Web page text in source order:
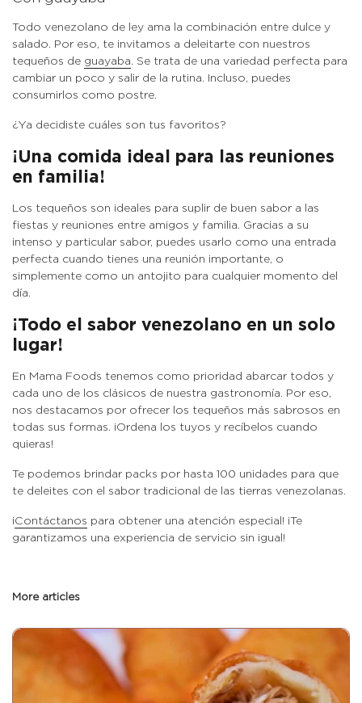
Todo venezolano de ley ama la combinación entre dulce y
salado. Por eso, te invitamos a deleitarte con nuestros
tequeños de guayaba. Se trata de una variedad perfecta para
cambiar un poco y salir de la rutina. Incluso, puedes
consumirlos como postre.
¿Ya decidiste cuáles son tus favoritos?
¡Una comida ideal para las reuniones
en familia!
Los tequeños son ideales para suplir de buen sabor a las
fiestas y reuniones entre amigos y familia. Gracias a su
intenso y particular sabor, puedes usarlo como una entrada
perfecta cuando tienes una reunión importante, o
simplemente como un antojito para cualquier momento del
día.
¡Todo el sabor venezolano en un solo
lugar!
En Mama Foods tenemos como prioridad abarcar todos y
cada uno de los clásicos de nuestra gastronomía. Por eso,
nos destacamos por ofrecer los tequeños más sabrosos en
todas sus formas. ¡Ordena los tuyos y recíbelos cuando
quieras!
Te podemos brindar packs por hasta 100 unidades para que
te deleites con el sabor tradicional de las tierras venezolanas.
¡Contáctanos para obtener una atención especial! ¡Te
garantizamos una experiencia de servicio sin igual!
More articles